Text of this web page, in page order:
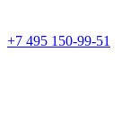
+7 495 150-99-51